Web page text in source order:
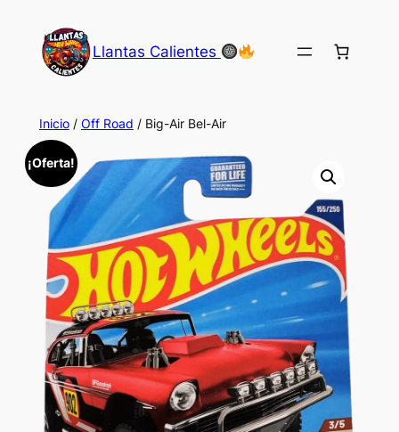
contenido
Llantas Calientes
Inicio/ Off Road / Big-Air Bel-Air
¡Oferta!